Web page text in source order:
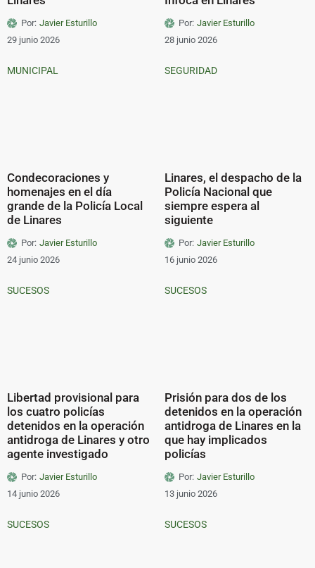
Por: Javier Esturillo
29 junio 2026
Por: Javier Esturillo
28 junio 2026
MUNICIPAL
Condecoraciones y
homenajes en el día
grande de la Policía Local
de Linares
Por: Javier Esturillo
24 junio 2026
SEGURIDAD
Linares, el despacho de la
Policía Nacional que
siempre espera al
siguiente
Por: Javier Esturillo
16 junio 2026
SUCESOS
Libertad provisional para
los cuatro policías
detenidos en la operación
antidroga de Linares y otro
agente investigado
Por: Javier Esturillo
14 junio 2026
SUCESOS
Prisión para dos de los
detenidos en la operación
antidroga de Linares en la
que hay implicados
policías
Por: Javier Esturillo
13 junio 2026
SUCESOS SUCESOS